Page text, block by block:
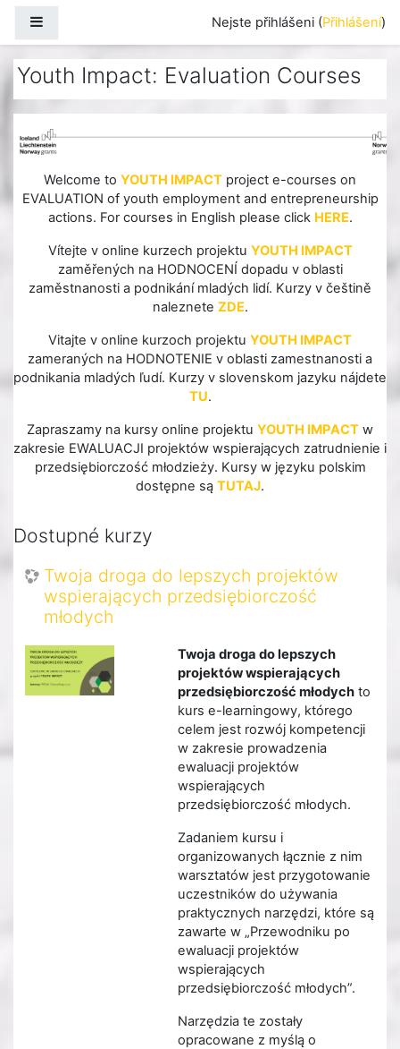
Nejste přihlášeni (Přihlášení)
Youth Impact: Evaluation Courses
Welcome to YOUTH IMPACT project e-courses on
EVALUATION of youth employment and entrepreneurship
actions. For courses in English please click HERE.
Vítejte v online kurzech projektu YOUTH IMPACT
zaměřených na HODNOCENÍ dopadu v oblasti
zaměstnanosti a podnikání mladých lidí. Kurzy v češtině
naleznete ZDE.
Vitajte v online kurzoch projektu YOUTH IMPACT
zameraných na HODNOTENIE v oblasti zamestnanosti a
podnikania mladých ľudí. Kurzy v slovenskom jazyku nájdete
TU.
Zapraszamy na kursy online projektu YOUTH IMPACT w
zakresie EWALUACJI projektów wspierających zatrudnienie i
przedsiębiorczość młodzieży. Kursy w języku polskim
dostępne są TUTAJ.
Dostupné kurzy
Twoja droga do lepszych projektów
wspierających przedsiębiorczość
młodych
Twoja droga do lepszych
projektów wspierających
przedsiębiorczość młodychto
kurs e-learningowy, którego
celem jest rozwój kompetencji
w zakresie prowadzenia
ewaluacji projektów
wspierających
przedsiębiorczość młodych.
Zadaniem kursu i
organizowanych łącznie z nim
warsztatów jest przygotowanie
uczestników do używania
praktycznych narzędzi, które są
zawarte w „Przewodniku po
ewaluacji projektów
wspierających
przedsiębiorczość młodych”.
Narzędzia te zostały
opracowane z myślą o